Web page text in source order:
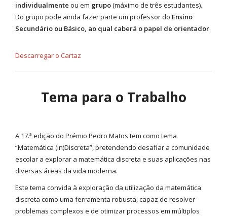
individualmente ou em grupo(máximo de três estudantes).
Do grupo pode ainda fazer parte um professor do Ensino
Secundário ou Básico, ao qual caberá o papel de orientador.
Descarregar o Cartaz
Tema para o Trabalho
A 17.ª edição do Prémio Pedro Matos tem como tema
“Matemática (in)Discreta”, pretendendo desafiar a comunidade
escolar a explorar a matemática discreta e suas aplicações nas
diversas áreas da vida moderna.
Este tema convida à exploração da utilização da matemática
discreta como uma ferramenta robusta, capaz de resolver
problemas complexos e de otimizar processos em múltiplos